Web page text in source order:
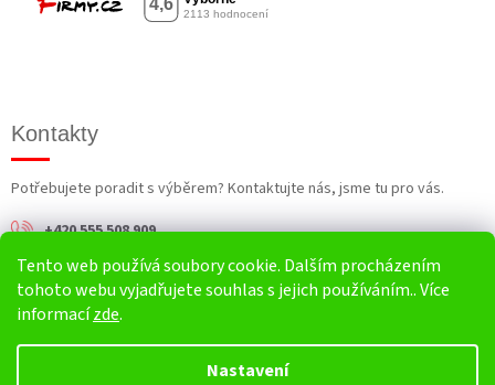
Tento web používá soubory cookie. Dalším procházením
tohoto webu vyjadřujete souhlas s jejich používáním.. Více
informacízde.
Nastavení
Kontakty
Potřebujete poradit s výběrem? Kontaktujte nás, jsme tu pro vás.
+420 555 508 909
info@harv.cz